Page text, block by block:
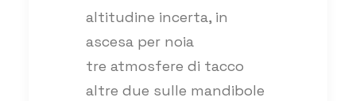
altitudine incerta, in
ascesa per noia
tre atmosfere di tacco
altre due sulle mandibole